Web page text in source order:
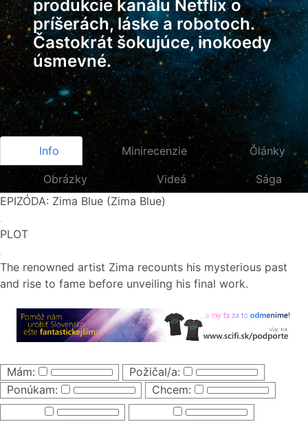
produkcie kanálu Netflix o
príšerách, láske a robotoch.
Častokrát šokujúce, inokoedy
úsmevné.
Info Minirecenzie Články
Obrázky Videá
Sága
EPIZÓDA: Zima Blue (Zima Blue)
PLOT
The renowned artist Zima recounts his mysterious past
and rise to fame before unveiling his final work.
Mám:
Požičal/a:
Ponúkam:
Chcem: